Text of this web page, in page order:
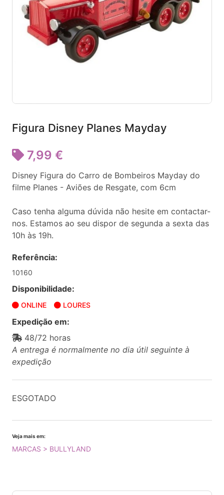
Figura Disney Planes Mayday
7,99 €
Disney Figura do Carro de Bombeiros Mayday do
filme Planes - Aviões de Resgate, com 6cm
Caso tenha alguma dúvida não hesite em contactar-
nos. Estamos ao seu dispor de segunda a sexta das
10h às 19h.
Referência:
10160
Disponibilidade:
ONLINE LOURES
Expedição em:
48/72 horas
A entrega é normalmente no dia útil seguinte à
expedição
ESGOTADO
Veja mais em:
MARCAS > BULLYLAND